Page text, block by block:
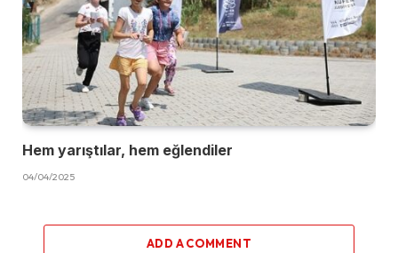
Hem yarıştılar, hem eğlendiler
04/04/2025
ADD A COMMENT